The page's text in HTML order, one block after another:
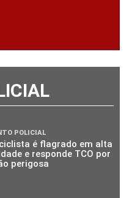
POLICIAL
é flagrado em alta
e responde TCO por
perigosa